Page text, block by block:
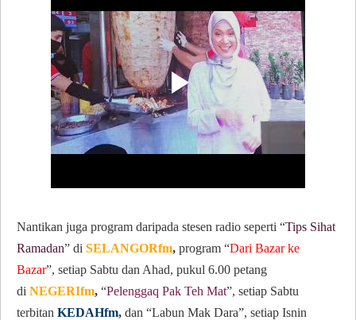
Nantikan juga program daripada stesen radio seperti “Tips Sihat
Ramadan” di SELANGORfm, program “Dari Bazar ke
Bazar”, setiap Sabtu dan Ahad, pukul 6.00 petang
di NEGERIfm, “Pelenggaq Pak Teh Mat”, setiap Sabtu
terbitan KEDAHfm, dan “Labun Mak Dara”, setiap Isnin